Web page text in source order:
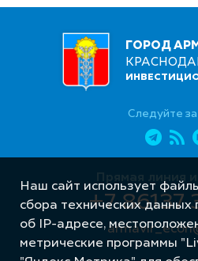
ГОРОД
Следуйте
Прямая линия
+7 86137
Наш сайт использует
сбора технических
об IP-адресе,
метрические программы